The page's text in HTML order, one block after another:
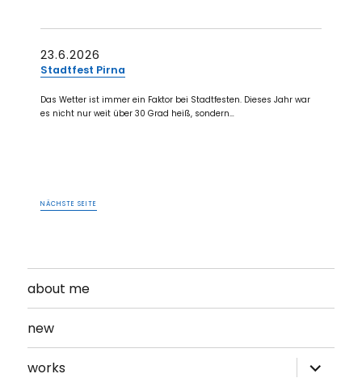
23.6.2026
Stadtfest Pirna
Das Wetter ist immer ein Faktor bei Stadtfesten. Dieses Jahr war
es nicht nur weit über 30 Grad heiß, sondern…
NÄCHSTE SEITE
about me
new
works